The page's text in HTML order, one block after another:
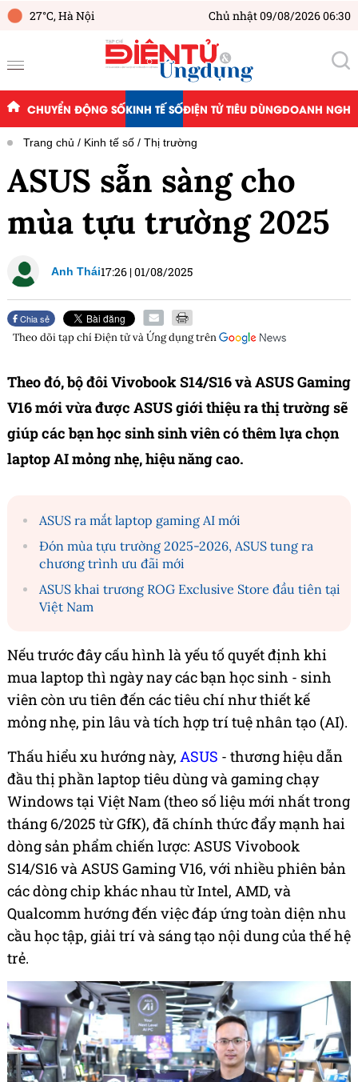
27°C,Hà Nội Chủ nhật 09/08/2026 06:30
CHUYỂN ĐỘNG SỐKINH TẾ SỐĐIỆN TỬ TIÊU DÙNGDOANH
Trang chủ Kinh tế số Thị trường
ASUS sẵn sàng cho
mùa tựu trường 2025
Anh Thái17:26 |01/08/2025
Chia sẻ
Theo dõi tạp chíĐiện tử và Ứng dụngtrên
Theo đó, bộ đôi Vivobook S14/S16 và ASUS Gaming
V16 mới vừa được ASUS giới thiệu ra thị trường sẽ
giúp các bạn học sinh sinh viên có thêm lựa chọn
laptop AI mỏng nhẹ, hiệu năng cao.
ASUS ra mắt laptop gaming AI mới
Đón mùa tựu trường 2025-2026, ASUS tung ra
chương trình ưu đãi mới
ASUS khai trương ROG Exclusive Store đầu tiên tại
Việt Nam
Nếu trước đây cấu hình là yếu tố quyết định khi
mua laptop thì ngày nay các bạn học sinh - sinh
viên còn ưu tiên đến các tiêu chí như thiết kế
mỏng nhẹ, pin lâu và tích hợp trí tuệ nhân tạo (AI).
Thấu hiểu xu hướng này, ASUS - thương hiệu dẫn
đầu thị phần laptop tiêu dùng và gaming chạy
Windows tại Việt Nam (theo số liệu mới nhất trong
tháng 6/2025 từ GfK), đã chính thức đẩy mạnh hai
dòng sản phẩm chiến lược: ASUS Vivobook
S14/S16 và ASUS Gaming V16, với nhiều phiên bản
các dòng chip khác nhau từ Intel, AMD, và
Qualcomm hướng đến việc đáp ứng toàn diện nhu
cầu học tập, giải trí và sáng tạo nội dung của thế hệ
trẻ.